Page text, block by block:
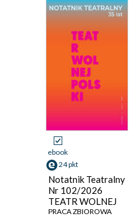
ebook
24 pkt
Notatnik Teatralny
Nr 102/2026
TEATR WOLNEJ
POLSKI
PRACA ZBIOROWA